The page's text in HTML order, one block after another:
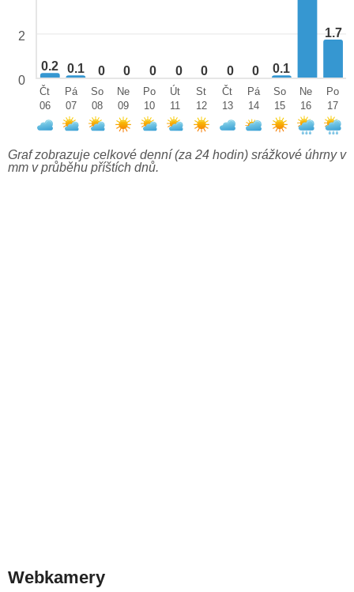
0.2 0.1 0 0 0 0 0 0 0 0.1
1.7
2
0
Čt
06
Pá
07
So
08
Ne
09
Po
10
Út
11
St
12
Čt
13
Pá
14
So
15
Ne
16
Po
17
Graf zobrazuje celkové denní (za 24 hodin) srážkové úhrny v
mm v průběhu příštích dnů.
Webkamery